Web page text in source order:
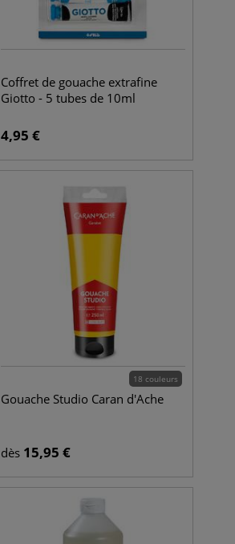
Coffret de gouache extrafine
Giotto - 5 tubes de 10ml
4,95 €
18 couleurs
Gouache Studio Caran d'Ache
dès 15,95 €